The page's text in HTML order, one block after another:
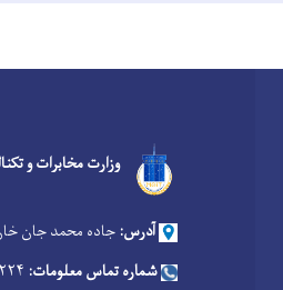
وزارت مخابرات و
آدرس: جاده محمد جان
شماره تماس معلومات: